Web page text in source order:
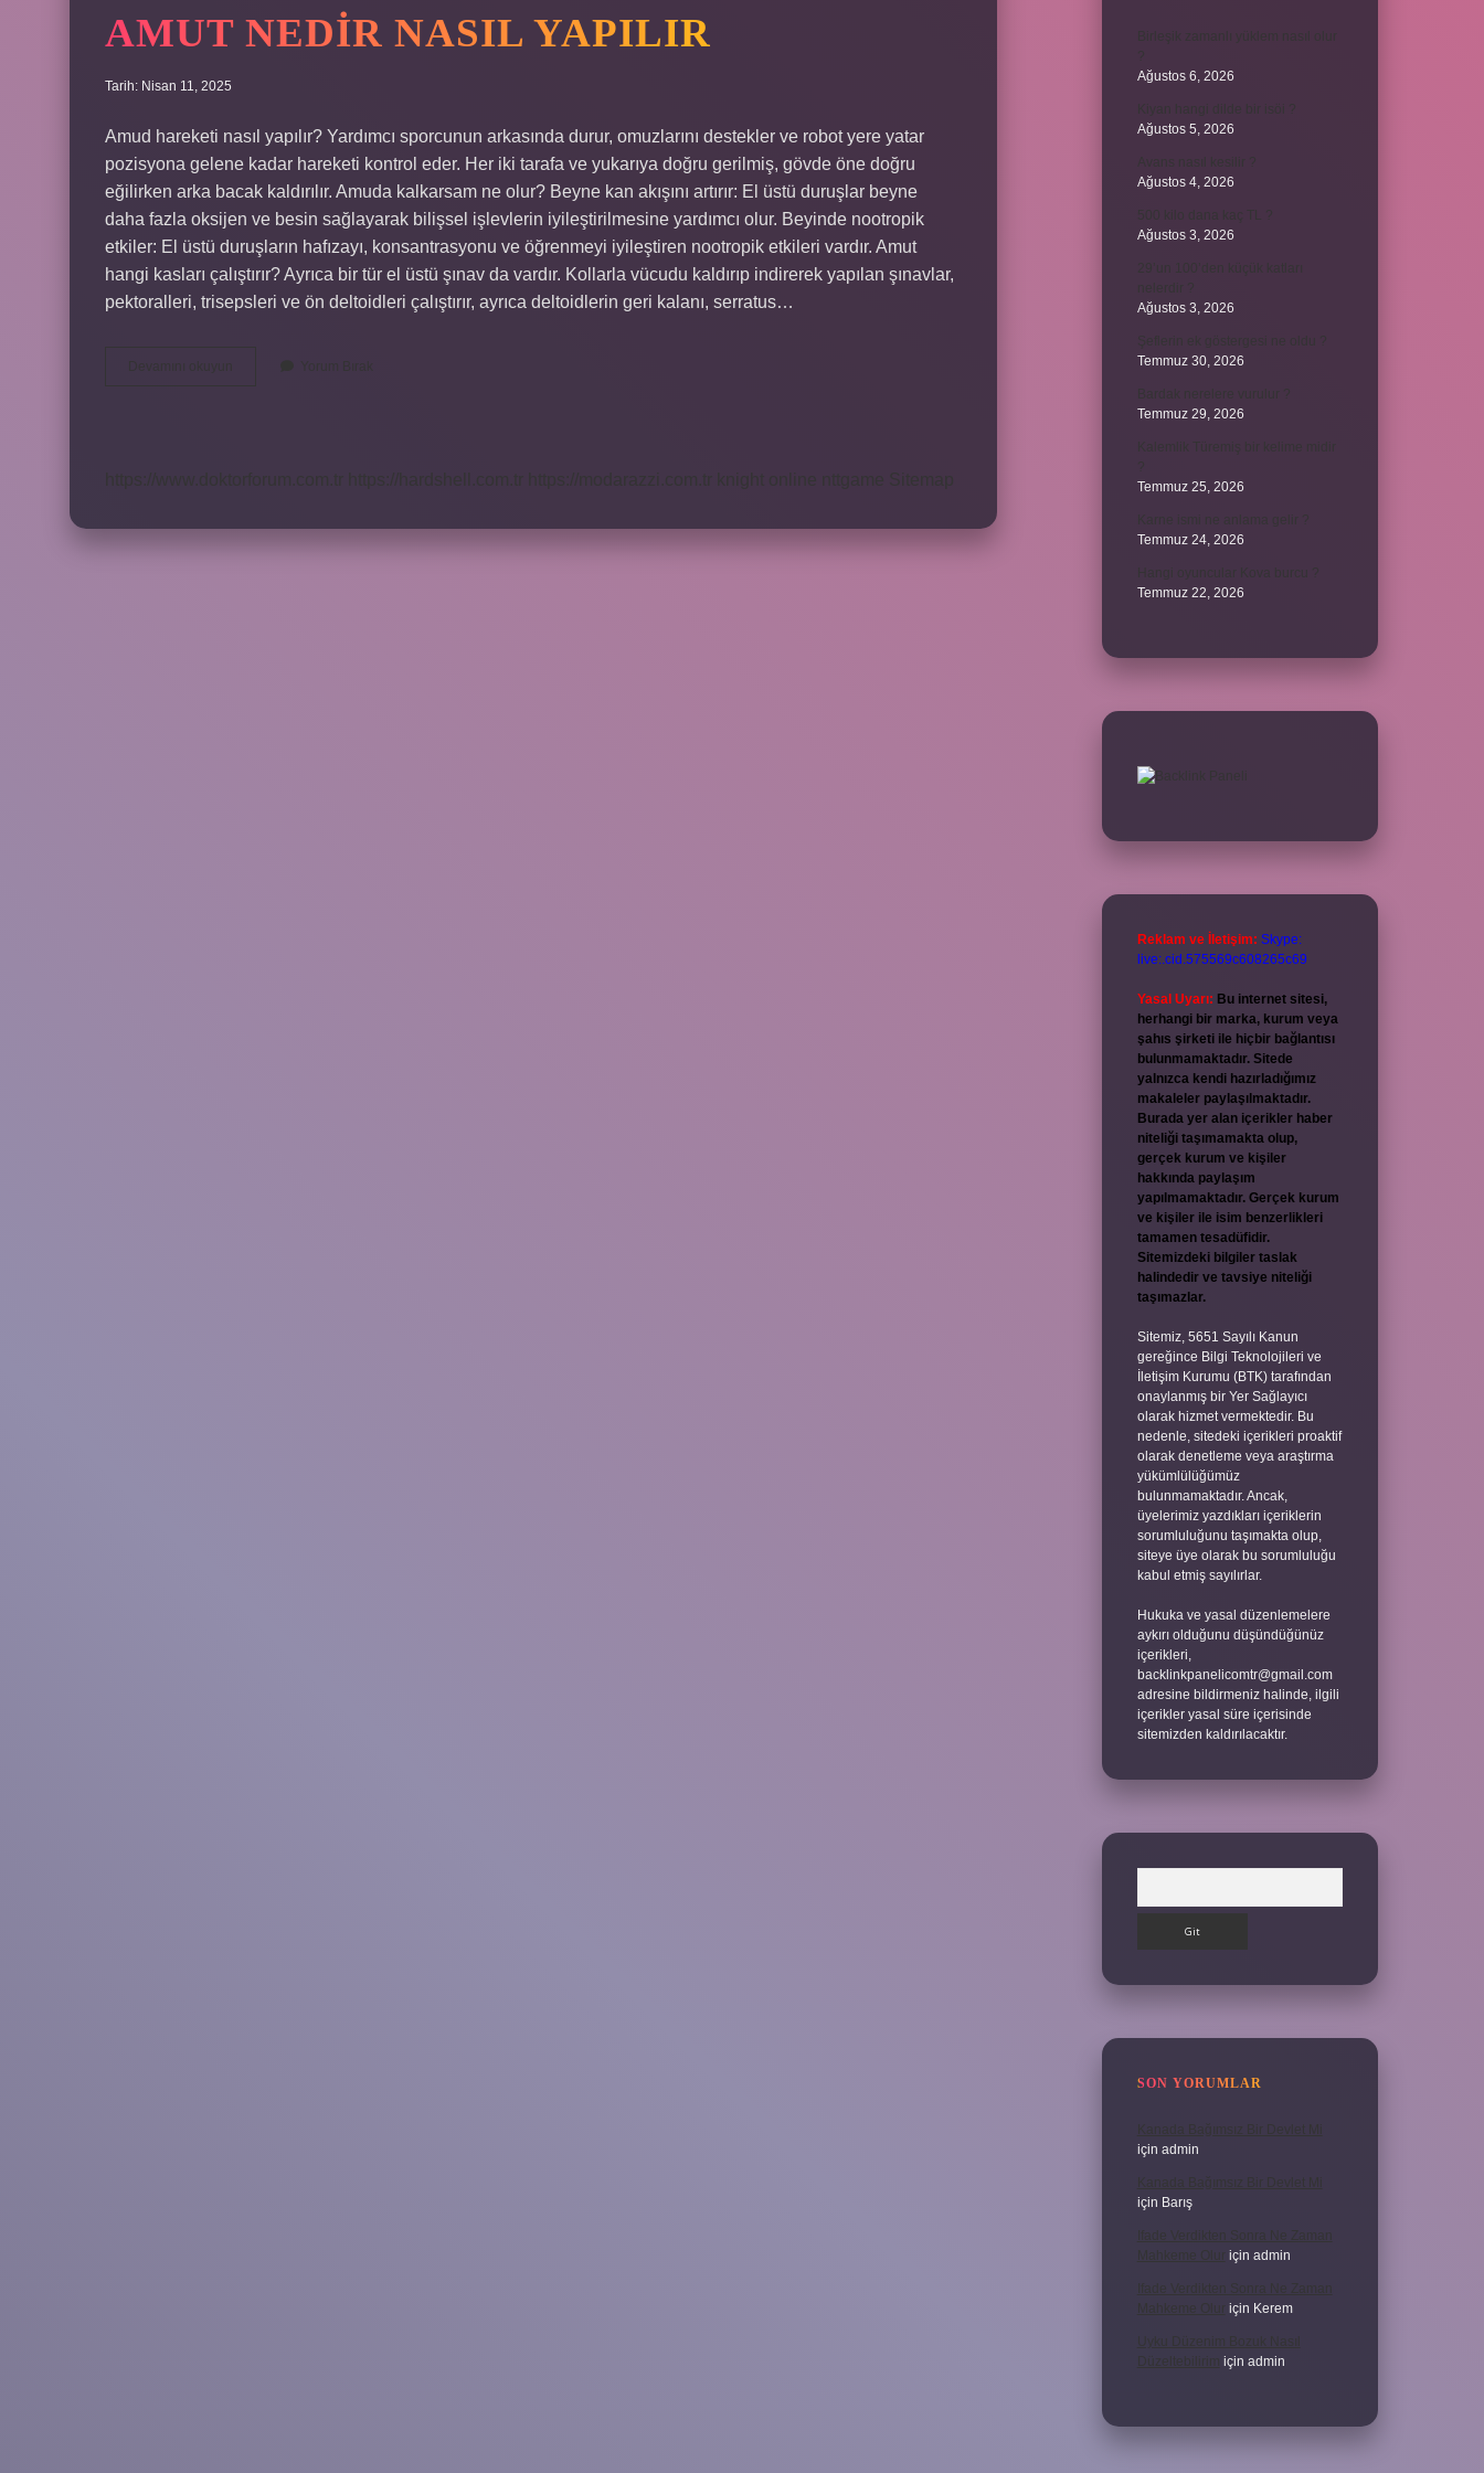
AMUT NEDIR NASIL YAPILIR
Tarih: Nisan 11, 2025
Amud hareketi nasıl yapılır? Yardımcı sporcunun arkasında durur, omuzlarını destekler ve robot yere yatar
pozisyona gelene kadar hareketi kontrol eder. Her iki tarafa ve yukarıya doğru gerilmiş, gövde öne doğru
eğilirken arka bacak kaldırılır. Amuda kalkarsam ne olur? Beyne kan akışını artırır: El üstü duruşlar beyne
daha fazla oksijen ve besin sağlayarak bilişsel işlevlerin iyileştirilmesine yardımcı olur. Beyinde nootropik
etkiler: El üstü duruşların hafızayı, konsantrasyonu ve öğrenmeyi iyileştiren nootropik etkileri vardır. Amut
hangi kasları çalıştırır? Ayrıca bir tür el üstü şınav da vardır. Kollarla vücudu kaldırıp indirerek yapılan şınavlar,
pektoralleri, trisepsleri ve ön deltoidleri çalıştırır, ayrıca deltoidlerin geri kalanı, serratus…
Ağustos 6, 2026
Ağustos 5, 2026
Ağustos 4, 2026
Ağustos 3, 2026
Ağustos 3, 2026
Temmuz 30, 2026
Temmuz 29, 2026
Temmuz 25, 2026
Temmuz 24, 2026
Temmuz 22, 2026
Reklam ve İletişim: Skype:
live:.cid.575569c608265c69
Yasal Uyarı: Bu internet sitesi,
herhangi bir marka, kurum veya
şahıs şirketi ile hiçbir bağlantısı
bulunmamaktadır. Sitede
yalnızca kendi hazırladığımız
makaleler paylaşılmaktadır.
Burada yer alan içerikler haber
niteliği taşımamakta olup,
gerçek kurum ve kişiler
hakkında paylaşım
yapılmamaktadır. Gerçek kurum
ve kişiler ile isim benzerlikleri
tamamen tesadüfidir.
Sitemizdeki bilgiler taslak
halindedir ve tavsiye niteliği
taşımazlar.
Sitemiz, 5651 Sayılı Kanun
gereğince Bilgi Teknolojileri ve
İletişim Kurumu (BTK) tarafından
onaylanmış bir Yer Sağlayıcı
olarak hizmet vermektedir. Bu
nedenle, sitedeki içerikleri proaktif
olarak denetleme veya araştırma
yükümlülüğümüz
bulunmamaktadır. Ancak,
üyelerimiz yazdıkları içeriklerin
sorumluluğunu taşımakta olup,
siteye üye olarak bu sorumluluğu
kabul etmiş sayılırlar.
Hukuka ve yasal düzenlemelere
aykırı olduğunu düşündüğünüz
içerikleri,
backlinkpanelicomtr@gmail.com
adresine bildirmeniz halinde, ilgili
içerikler yasal süre içerisinde
sitemizden kaldırılacaktır.
SON YORUMLAR
Kanada Bağımsız Bir Devlet Mi
için admin
Kanada Bağımsız Bir Devlet Mi
için Barış
Ifade Verdikten Sonra Ne Zaman
Mahkeme Olur için admin
Ifade Verdikten Sonra Ne Zaman
Mahkeme Olur için Kerem
Uyku Düzenim Bozuk Nasıl
Düzeltebilirim
için admin